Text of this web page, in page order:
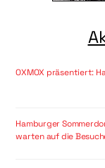
OXMOX präsentiert:
Hamburger
warten auf die